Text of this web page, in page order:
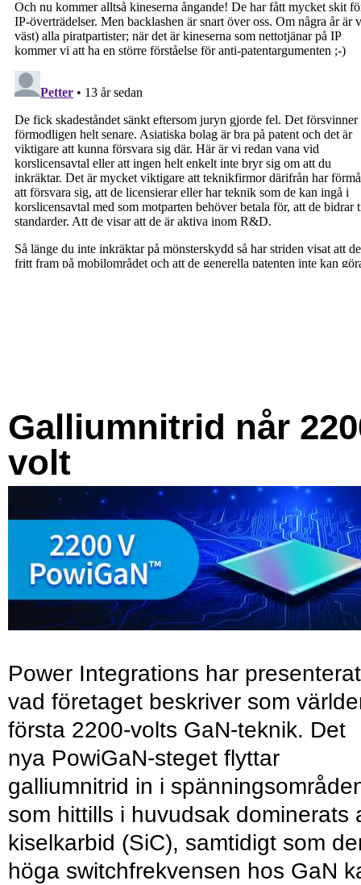
Galliumnitrid når
volt
Power Integrations har presenterat
vad företaget beskriver som
första 2200-volts GaN-teknik. Det
nya PowiGaN-steget flyttar
galliumnitrid in i
som hittills i huvudsak dominerats
kiselkarbid (SiC), samtidigt som
höga switchfrekvensen hos GaN